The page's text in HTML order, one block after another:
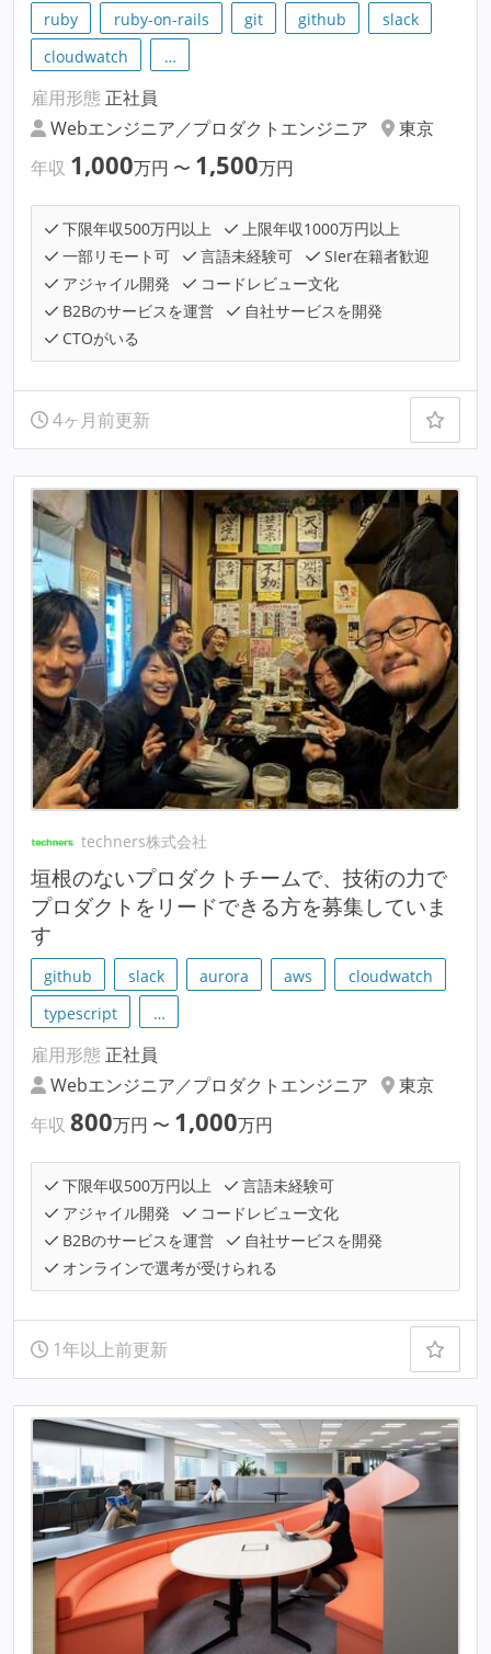
ruby ruby-on-rails git github
slack
cloudwatch
…
雇用形態 正社員
Webエンジニア／プロダクトエンジニア
東京
年収 1,000万円 〜 1,500万円
下限年収500万円以上
上限年収1000万円以上
一部リモート可
言語未経験可
SIer在籍者歓迎
アジャイル開発
コードレビュー文化
B2Bのサービスを運営
自社サービスを開発
CTOがいる
4ヶ月前更新
techners株式会社
垣根のないプロダクトチームで、技術の力で
プロダクトをリードできる方を募集していま
す
github slack aurora aws
cloudwatch
typescript
…
雇用形態 正社員
Webエンジニア／プロダクトエンジニア
東京
年収 800万円 〜 1,000万円
下限年収500万円以上
言語未経験可
アジャイル開発
コードレビュー文化
B2Bのサービスを運営
自社サービスを開発
オンラインで選考が受けられる
1年以上前更新